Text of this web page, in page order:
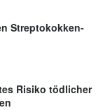
Streptokokken-
Risiko tödlicher